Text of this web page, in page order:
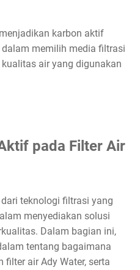
karbon aktif
memilih media filtrasi
air yang digunakan
pada Filter Air
teknologi filtrasi yang
menyediakan solusi
Dalam bagian ini,
tentang bagaimana
air Ady Water, serta